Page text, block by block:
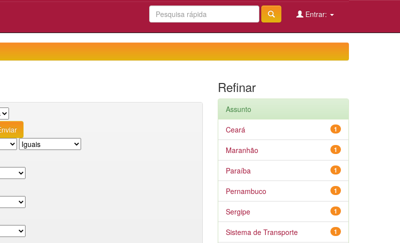
Entrar:
Refinar
Assunto
1
Ceará
1
Maranhão
1
Paraíba
1
Pernambuco
1
Sergipe
1
Sistema de Transporte